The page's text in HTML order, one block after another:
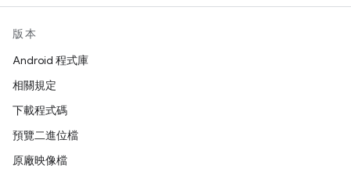
版本
Android 程式庫
相關規定
下載程式碼
預覽二進位檔
原廠映像檔